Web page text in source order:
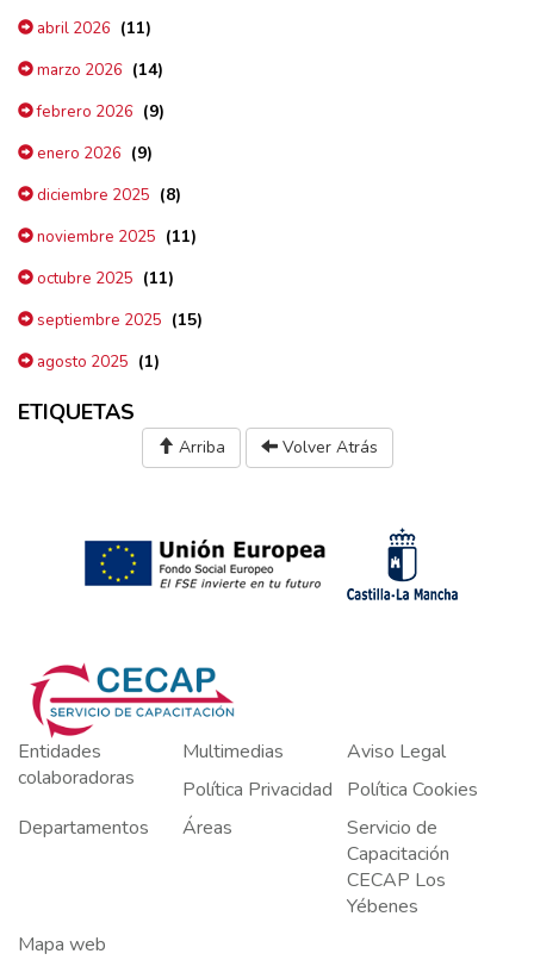
abril 2026 (11)
marzo 2026 (14)
febrero 2026 (9)
enero 2026 (9)
diciembre 2025 (8)
noviembre 2025 (11)
octubre 2025 (11)
septiembre 2025 (15)
agosto 2025 (1)
ETIQUETAS
Arriba Volver Atrás
Entidades
colaboradoras
Multimedias
Aviso Legal
Política Privacidad
Política Cookies
Departamentos
Áreas
Servicio de
Capacitación
CECAP Los
Yébenes
Mapa web